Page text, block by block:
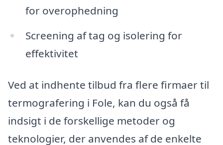
for overophedning
Screening af tag og isolering for
effektivitet
Ved at indhente tilbud fra flere firmaer til
termografering i Fole, kan du også få
indsigt i de forskellige metoder og
teknologier, der anvendes af de enkelte